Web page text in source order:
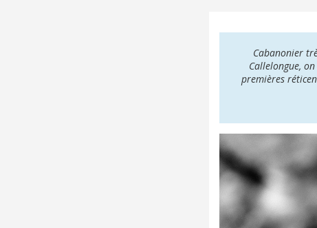
Cabanonier
Callelongue,
premières